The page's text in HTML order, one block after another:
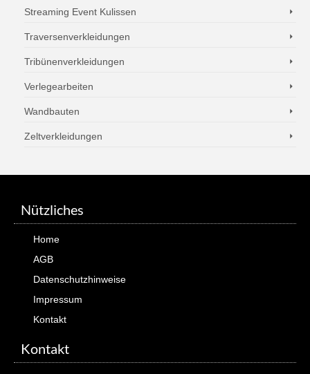
Streaming Event Kulissen
Traversenverkleidungen
Tribünenverkleidungen
Verlegearbeiten
Wandbauten
Zeltverkleidungen
Nützliches
Home
AGB
Datenschutzhinweise
Impressum
Kontakt
Kontakt